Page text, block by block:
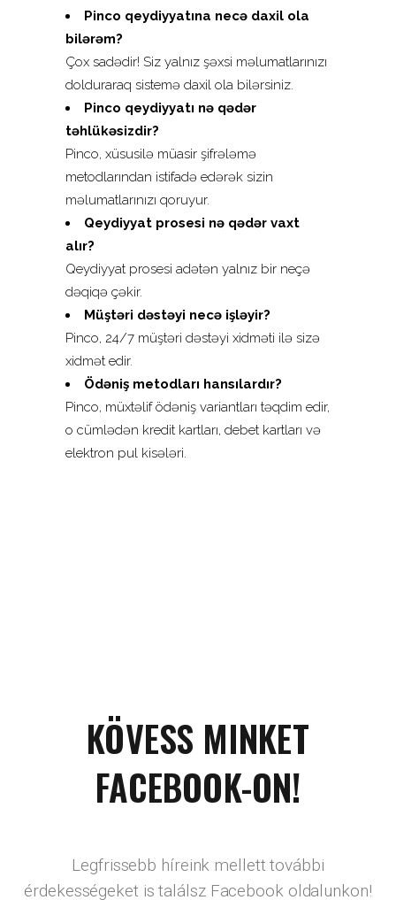
Pinco qeydiyyatına necə daxil ola
bilərəm?
Çox sadədir! Siz yalnız şəxsi məlumatlarınızı
dolduraraq sistemə daxil ola bilərsiniz.
Pinco qeydiyyatı nə qədər
təhlükəsizdir?
Pinco, xüsusilə müasir şifrələmə
metodlarından istifadə edərək sizin
məlumatlarınızı qoruyur.
Qeydiyyat prosesi nə qədər vaxt
alır?
Qeydiyyat prosesi adətən yalnız bir neçə
dəqiqə çəkir.
Müştəri dəstəyi necə işləyir?
Pinco, 24/7 müştəri dəstəyi xidməti ilə sizə
xidmət edir.
Ödəniş metodları hansılardır?
Pinco, müxtəlif ödəniş variantları təqdim edir,
o cümlədən kredit kartları, debet kartları və
elektron pul kisələri.
KÖVESS MINKET
FACEBOOK-ON!
Legfrissebb híreink mellett további
érdekességeket is találsz Facebook oldalunkon!